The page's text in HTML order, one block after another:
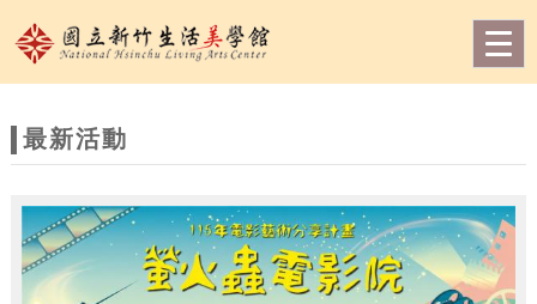
網
站
題
最新活動